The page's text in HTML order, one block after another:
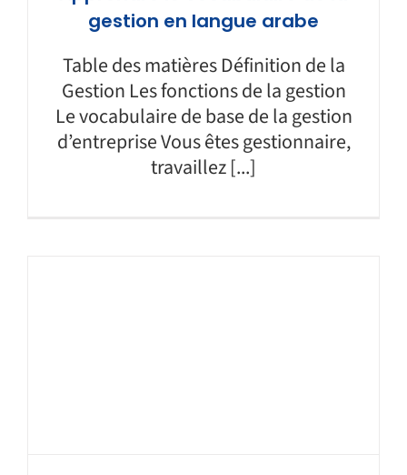
gestion en langue arabe
Table des matières Définition de la
Gestion Les fonctions de la gestion
Le vocabulaire de base de la gestion
d’entreprise Vous êtes gestionnaire,
travaillez [...]